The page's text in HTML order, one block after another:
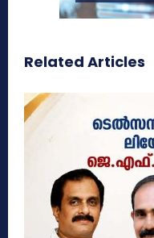
Related Articles